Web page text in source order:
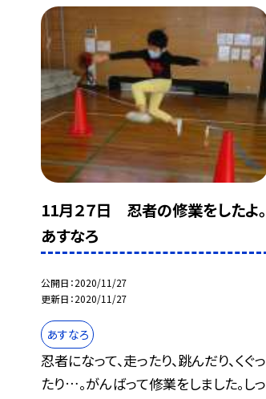
11月２７日 忍者の修業をしたよ。
あすなろ
公開日 2020/11/27
更新日 2020/11/27
あすなろ
忍者になって、走ったり、跳んだり、くぐっ
たり…。がんばって修業をしました。しっ